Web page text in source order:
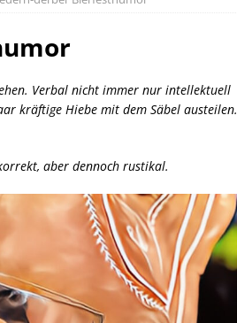
Verbal nicht immer nur intellektuell
kräftige Hiebe mit dem Säbel austeilen.
aber dennoch rustikal.